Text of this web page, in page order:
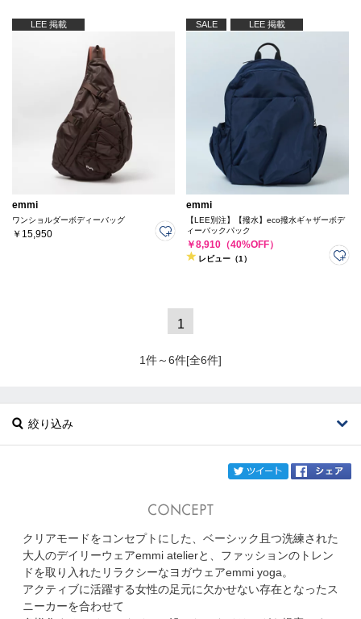
LEE 掲載
emmi
ワンショルダーボディーバッグ
￥15,950
SALE LEE 掲載
emmi
【LEE別注】【撥水】eco撥水ギャザーボデ
ィーバックパック
￥8,910（40%OFF）
レビュー（1）
1
1件～6件[全6件]
絞り込み
ブランド emmi
カテゴリ
サイズ
クリアモードをコンセプトにした、ベーシック且つ洗練された
大人のデイリーウェアemmi atelierと、ファッションのトレン
ドを取り入れたリラクシーなヨガウェアemmi yoga。
アクティブに活躍する女性の足元に欠かせない存在となったス
ニーカーを合わせて